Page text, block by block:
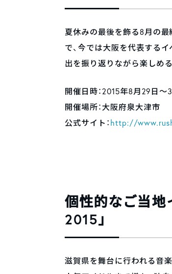
夏休みの最後を飾る8月の
で、今では大阪を代表する
出を振り返りながら楽しめ
開催日時：2015年8月29日〜
開催場所：大阪府泉大津市
公式サイト： http://
個性的なご当地
2015」
滋賀県を舞台に行われる音